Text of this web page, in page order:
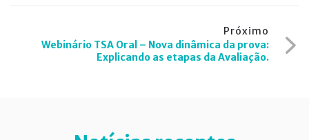
Próximo
Webinário TSA Oral – Nova dinâmica da prova:
Explicando as etapas da Avaliação.